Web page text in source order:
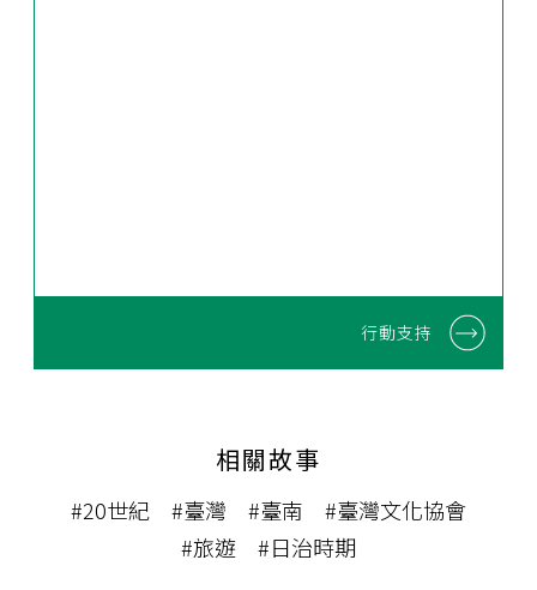
行動支持
相關故事
#20世紀 #臺灣 #臺南
#臺灣文化協會
#旅遊
#日治時期